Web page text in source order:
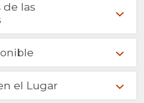
de las
el Lugar